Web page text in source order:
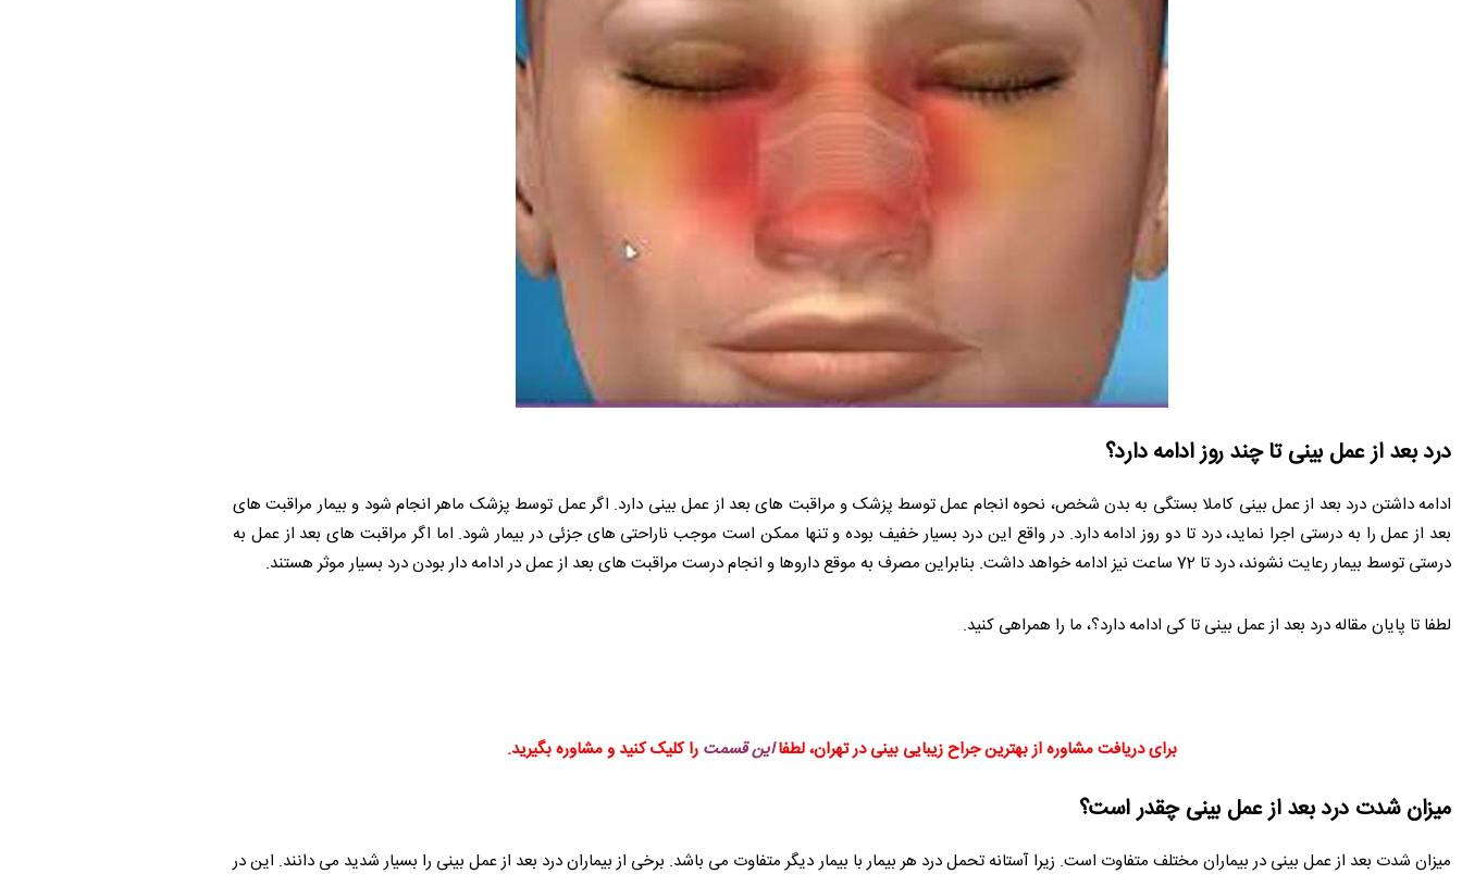
درد بعد از عمل بینی تا چند روز ادامه دارد؟
ادامه داشتن درد بعد از عمل بینی کاملا بستگی به بدن شخص، نحوه انجام عمل توسط پزشک و مراقبت های بعد از عمل بینی دارد. اگر عمل توسط پزشک ماهر انجام شود و بیمار مراقبت های
بعد از عمل را به درستی اجرا نماید، درد تا دو روز ادامه دارد. در واقع این درد بسیار خفیف بوده و تنها ممکن است موجب ناراحتی های جزئی در بیمار شود. اما اگر مراقبت های بعد از عمل به
درستی توسط بیمار رعایت نشوند، درد تا 72 ساعت نیز ادامه خواهد داشت. بنابراین مصرف به موقع داروها و انجام درست مراقبت های بعد از عمل در ادامه دار بودن درد بسیار موثر هستند.
لطفا تا پایان مقاله درد بعد از عمل بینی تا کی ادامه دارد؟، ما را همراهی کنید.
برای دریافت مشاوره از بهترین جراح زیبایی بینی در تهران، لطفااین قسمت را کلیک کنید و مشاوره بگیرید.
میزان شدت درد بعد از عمل بینی چقدر است؟
میزان شدت بعد از عمل بینی در بیماران مختلف متفاوت است. زیرا آستانه تحمل درد هر بیمار با بیمار دیگر متفاوت می باشد. برخی از بیماران درد بعد از عمل بینی را بسیار شدید می دانند. این در